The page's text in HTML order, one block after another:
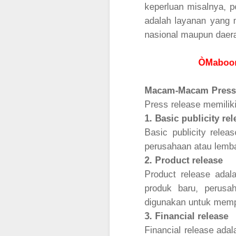
keperluan misalnya,
adalah layanan yang
nasional maupun
Macam-Macam
Press release
1. Basic publicity
Basic publicity
perusahaan atau
2. Product release
Product release
produk baru,
digunakan untuk
3. Financial release
Financial release